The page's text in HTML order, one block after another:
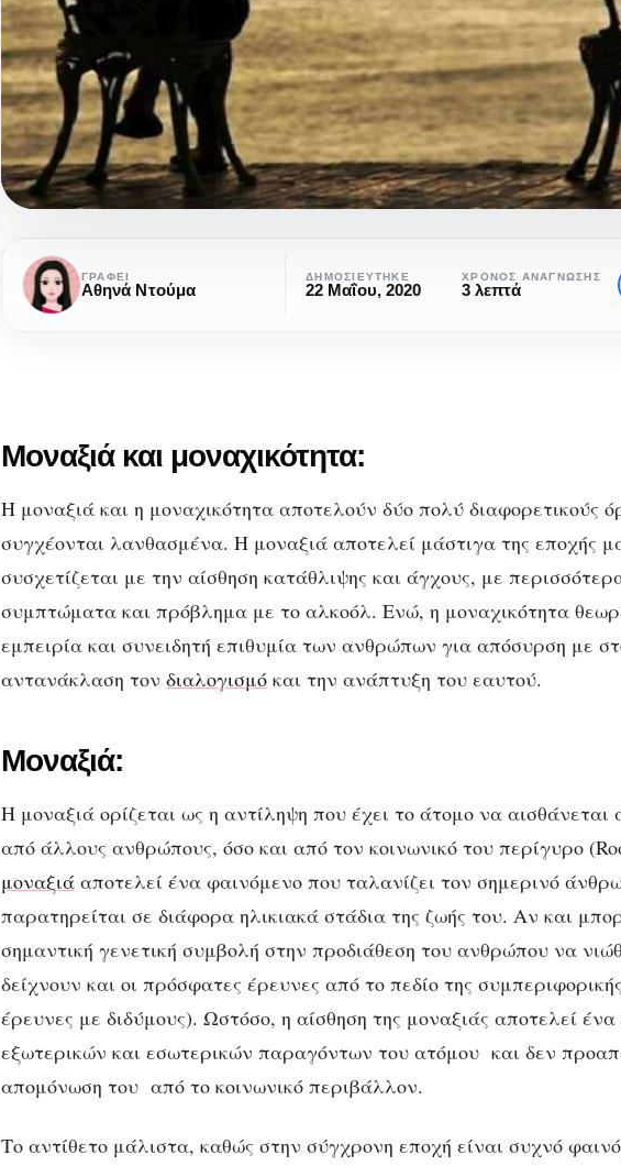
ΨΥΧΟΛΟΓΊΑ
Μοναξιά και
μοναχικότητα:
διαφορετικές
Μοναξιά
και
μοναχικότητα:
ΓΡΆΦΕΙ
Αθηνά Ντούμα
ΔΗΜΟΣΙΕΎΤΗΚΕ
22 Μαΐου, 2020
ΧΡΌΝΟΣ ΑΝΆΓΝΩΣΗΣ
3 λεπτά
Μοναξιά και μοναχικότητα:
Η μοναξιά και η μοναχικότητα αποτελούν δύο πολύ διαφορετικούς
συγχέονται λανθασμένα. Η μοναξιά αποτελεί μάστιγα της εποχής
συσχετίζεται με την αίσθηση κατάθλιψης και άγχους, με
συμπτώματα και πρόβλημα με το αλκοόλ. Ενώ, η μοναχικότητα
εμπειρία και συνειδητή επιθυμία των ανθρώπων για απόσυρση με
αντανάκλαση τον διαλογισμό και την ανάπτυξη του εαυτού.
Μοναξιά:
Η μοναξιά ορίζεται ως η αντίληψη που έχει το άτομο να
από άλλους ανθρώπους, όσο και από τον κοινωνικό του περίγυρο
μοναξιά αποτελεί ένα φαινόμενο που ταλανίζει τον σημερινό
παρατηρείται σε διάφορα ηλικιακά στάδια της ζωής του. Αν και
σημαντική γενετική συμβολή στην προδιάθεση του ανθρώπου να
δείχνουν και οι πρόσφατες έρευνες από το πεδίο της
έρευνες με διδύμους). Ωστόσο, η αίσθηση της μοναξιάς αποτελεί
εξωτερικών και εσωτερικών παραγόντων του ατόμου και δεν
απομόνωση του από το κοινωνικό περιβάλλον.
Το αντίθετο μάλιστα, καθώς στην σύγχρονη εποχή είναι συχνό